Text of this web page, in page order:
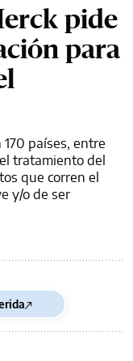
pide
para
países, entre
tratamiento del
que corren el
y/o de ser